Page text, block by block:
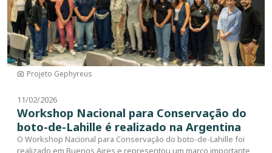
Projeto Gephyreus
11/02/2026
Workshop Nacional para Conservação do
boto-de-Lahille é realizado na Argentina
O Workshop Nacional para Conservação do boto-de-Lahille foi
realizado em Buenos Aires e representou um marco importante